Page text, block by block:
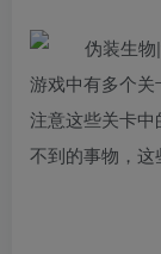
游戏中有多个关
注意这些关卡
不到的事物，这